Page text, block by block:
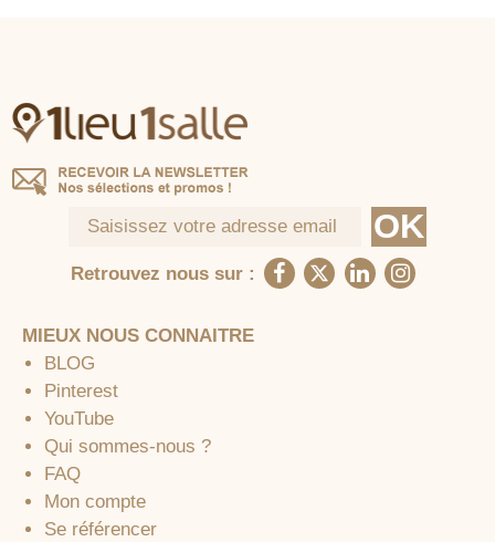
Retrouvez nous sur :
MIEUX NOUS CONNAITRE
BLOG
Pinterest
YouTube
Qui sommes-nous ?
FAQ
Mon compte
Se référencer